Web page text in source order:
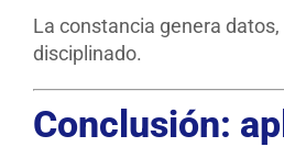
La constancia genera
disciplinado.
Conclusión: